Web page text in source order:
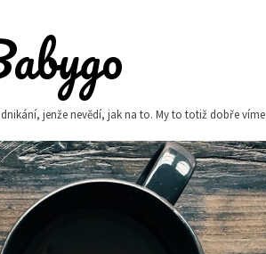
jenže nevědí, jak na to. My to totiž dobře